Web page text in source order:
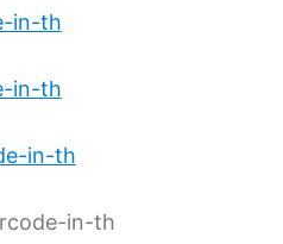
in-th
in-th
in-th
in-th